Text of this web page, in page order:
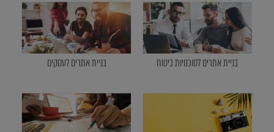
בניית אתרים לסוכנויות ביטוח בניית אתרים לעסקים